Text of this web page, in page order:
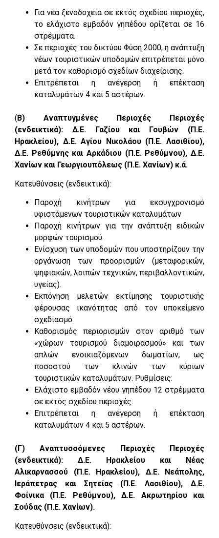
Για νέα ξενοδοχεία σε εκτός σχεδίου περιοχές,
το ελάχιστο εμβαδόν γηπέδου ορίζεται σε 16
στρέμματα.
Σε περιοχές του δικτύου Φύση 2000, η ανάπτυξη
νέων τουριστικών υποδομών επιτρέπεται μόνο
μετά τον καθορισμό σχεδίων διαχείρισης.
Επιτρέπεται η ανέγερση ή επέκταση
καταλυμάτων 4 και 5 αστέρων.
( Β) Αναπτυγμένες Περιοχές Περιοχές
(ενδεικτικά): Δ.Ε. Γαζίου και Γουβών (Π.Ε.
Ηρακλείου), Δ.Ε. Αγίου Νικολάου (Π.Ε. Λασιθίου),
Δ.Ε. Ρεθύμνης και Αρκάδιου (Π.Ε. Ρεθύμνου), Δ.Ε.
Χανίων και Γεωργιουπόλεως (Π.Ε. Χανίων) κ.ά.
Κατευθύνσεις (ενδεικτικά):
Παροχή κινήτρων για εκσυγχρονισμό
υφιστάμενων τουριστικών καταλυμάτων
Παροχή κινήτρων για την ανάπτυξη ειδικών
μορφών τουρισμού.
Ενίσχυση των υποδομών που υποστηρίζουν την
οργάνωση των προορισμών (μεταφορικών,
ψηφιακών, λοιπών τεχνικών, περιβαλλοντικών,
υγείας).
Εκπόνηση μελετών εκτίμησης τουριστικής
φέρουσας ικανότητας από τον υποκείμενο
σχεδιασμό.
Καθορισμός περιορισμών στον αριθμό των
«χώρων τουρισμού διαμοιρασμού» και των
απλών ενοικιαζόμενων δωματίων, ως
ποσοστού των κλινών των κύριων
τουριστικών καταλυμάτων. Ρυθμίσεις:
Ελάχιστο εμβαδόν νέου γηπέδου 12 στρέμματα
σε εκτός σχεδίου περιοχές.
Επιτρέπεται η ανέγερση ή επέκταση
καταλυμάτων 4 και 5 αστέρων.
(Γ) Αναπτυσσόμενες Περιοχές Περιοχές
(ενδεικτικά): Δ.Ε. Ηρακλείου και Νέας
Αλικαρνασσού (Π.Ε. Ηρακλείου), Δ.Ε. Νεάπολης,
Ιεράπετρας και Σητείας (Π.Ε. Λασιθίου), Δ.Ε.
Φοίνικα (Π.Ε. Ρεθύμνου), Δ.Ε. Ακρωτηρίου και
Σούδας (Π.Ε. Χανίων).
Κατευθύνσεις (ενδεικτικά):